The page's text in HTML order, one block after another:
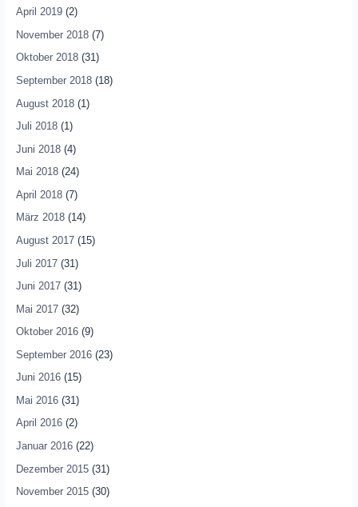
April 2019(2)
November 2018(7)
Oktober 2018(31)
September 2018(18)
August 2018(1)
Juli 2018(1)
Juni 2018(4)
Mai 2018(24)
April 2018(7)
März 2018(14)
August 2017(15)
Juli 2017(31)
Juni 2017(31)
Mai 2017(32)
Oktober 2016(9)
September 2016(23)
Juni 2016(15)
Mai 2016(31)
April 2016(2)
Januar 2016(22)
Dezember 2015(31)
November 2015(30)